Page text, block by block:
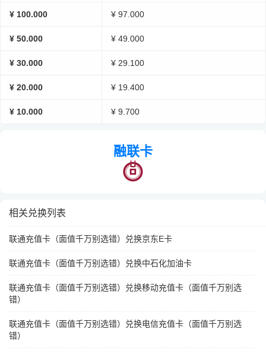
¥ 100.000 ¥ 97.000
¥ 50.000 ¥ 49.000
¥ 30.000 ¥ 29.100
¥ 20.000 ¥ 19.400
¥ 10.000 ¥ 9.700
融联卡
相关兑换列表
联通充值卡（面值千万别选错）兑换京东E卡
联通充值卡（面值千万别选错）兑换中石化加油卡
联通充值卡（面值千万别选错）兑换移动充值卡（面值千万别选
错）
联通充值卡（面值千万别选错）兑换电信充值卡（面值千万别选
错）